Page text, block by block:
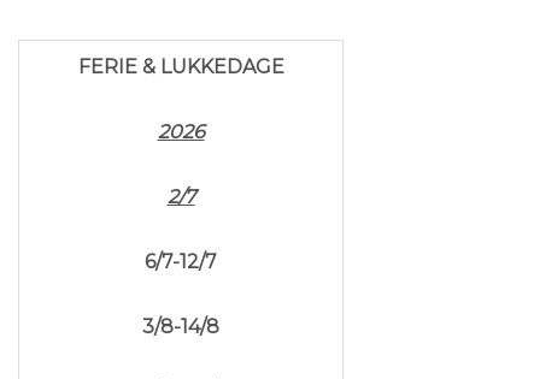
FERIE & LUKKEDAGE
2026
2/7
6/7-12/7
3/8-14/8